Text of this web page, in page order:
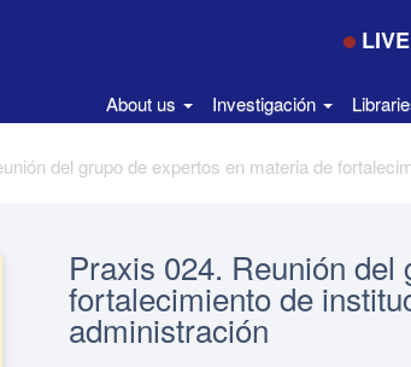
LIVE
About us Investigación
Praxis 024. Reunión
fortalecimiento de
administración